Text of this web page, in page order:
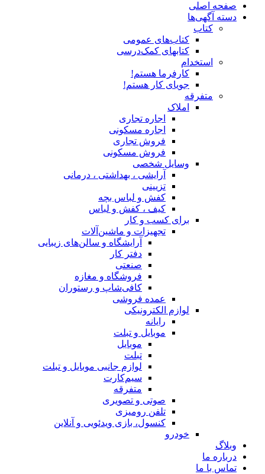
صفحه اصلی
دسته آگهی‌ها
کتاب
کتاب‌های عمومی
کتابهای کمک‌درسی
استخدام
کارفرما هستم!
جویای کار هستم!
متفرقه
املاک
اجاره تجاری
اجاره مسکونی
فروش تجاری
فروش مسکونی
وسایل شخصی
آرایشی ، بهداشتی ، درمانی
تزیینی
کفش و لباس بچه
کیف ، کفش و لباس
برای کسب و کار
تجهیزات و ماشین‌آلات
آرایشگاه و سالن‌های زیبایی
دفتر کار
صنعتی
فروشگاه و مغازه
کافی‌شاپ و رستوران
عمده فروشی
لوازم الکترونیکی
رایانه
موبایل و تبلت
موبایل
تبلت
لوازم جانبی موبایل و تبلت
سیم‌کارت
متفرقه
صوتی و تصویری
تلفن رومیزی
کنسول، بازی‌ ویدئویی و آنلاین
خودرو
وبلاگ
درباره ما
تماس با ما